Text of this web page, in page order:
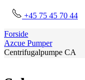
+45 75 45 70 44
Forside
Azcue Pumper
Centrifugalpumpe CA